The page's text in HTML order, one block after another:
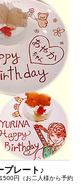
プレート♪
円（お二人様から予約